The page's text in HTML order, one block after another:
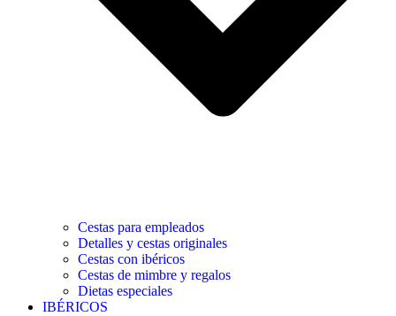
Cestas para empleados
Detalles y cestas originales
Cestas con ibéricos
Cestas de mimbre y regalos
Dietas especiales
IBÉRICOS